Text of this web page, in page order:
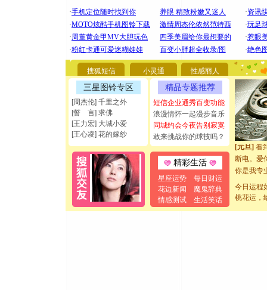
搜狐短信 小灵通 性感丽人
三星图铃专区
[周杰伦] 千里之外
[誓 言] 求佛
[王力宏] 大城小爱
[王心凌] 花的嫁纱
精品专题推荐
短信企业通秀百变功能
浪漫情怀一起漫步音乐
同城约会今夜告别寂寞
敢来挑战你的球技吗？
精彩生活
星座运势
每日财运
花边新闻
魔鬼辞典
情感测试
生活笑话
[圣诞节]
你太多，
要平安
[圣诞节]
能正大光
都要快乐
[圣诞节]
如意,快
[元旦]看
断电。爱
你是我专
起；二是
离。水晶
[元旦]当
今日运程
桃花运，